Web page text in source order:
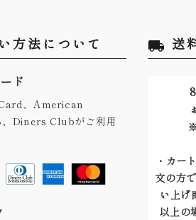
方法について
ド
、American
Diners Clubがご利用
local_shipping 送
・カー
文の方
い上げ
以上の